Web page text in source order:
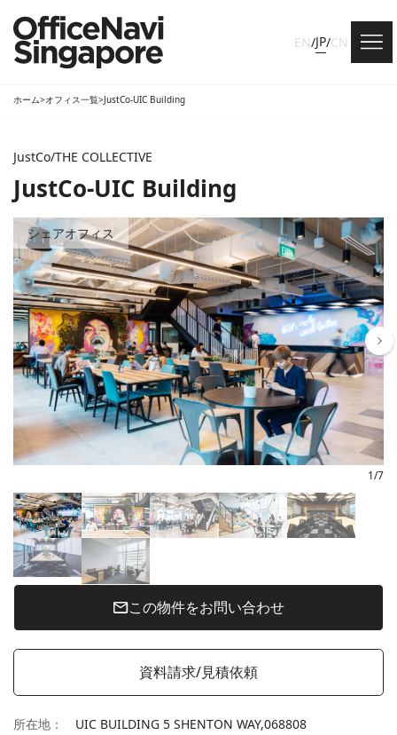
EN/JP/CN
ホーム>オフィス一覧>JustCo-UIC Building
JustCo/THE COLLECTIVE
JustCo-UIC Building
シェアオフィス
1/7
この物件をお問い合わせ
資料請求/見積依頼
所在地 ： UIC BUILDING 5 SHENTON WAY,068808